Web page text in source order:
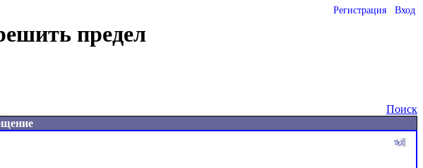
Регистрация Вход
предел
Поиск